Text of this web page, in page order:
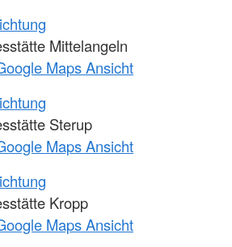
Mittelangeln
Maps Ansicht
Sterup
Maps Ansicht
Kropp
Maps Ansicht